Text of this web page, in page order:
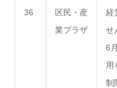
36
区民・産
業プラザ
経
せ
6
用
制